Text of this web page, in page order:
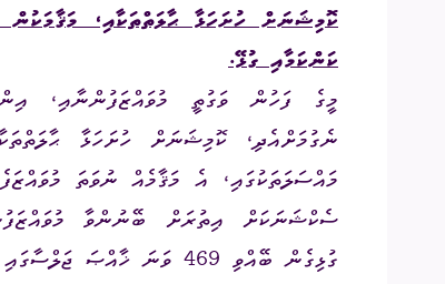
ކޮމިޝަނަށް ހުށަހަޅާ ޙާލަތްތަކާއި،
ކަންކަމާއި ގުޅޭ.
މީގެ ފަހުން ވަގުތީ މުވައްޒަފުންނާއި،
ނެގުމަށްއެދި، ކޮމިޝަނަށް ހުށަހަޅާ
މައްސަލަތަކުގައި، އެ މަޤާމެއް ނުވަތަ
ސެކްޝަނަކަށް އިތުރަށް ބޭނުންވާ
ގުޅިގެން ބޭއްވި 469 ވަނަ ޚާއްޞަ ޖަލްސާގައި ވަނީ ނިންމަވާފައެވެ.